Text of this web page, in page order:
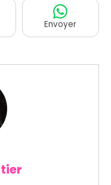
Envoyer